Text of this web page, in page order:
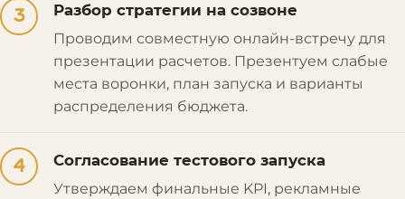
3 Разбор стратегии на созвоне
Проводим совместную онлайн-встречу для
презентации расчетов. Презентуем слабые
места воронки, план запуска и варианты
распределения бюджета.
4 Согласование тестового запуска
Утверждаем финальные KPI, рекламные